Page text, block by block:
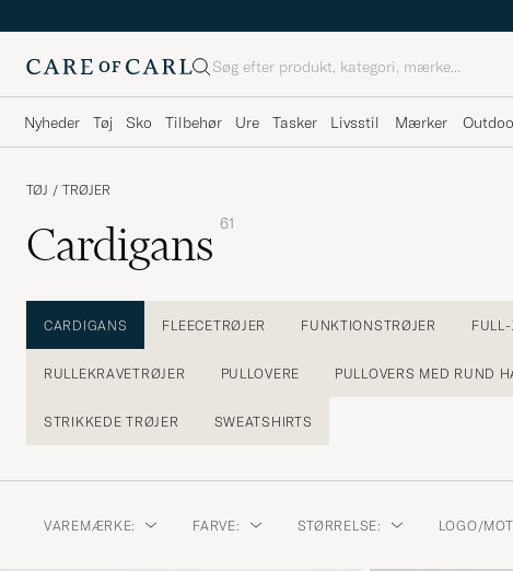
Søg
Nyheder Tøj Sko Tilbehør Ure Tasker Livsstil Mærker
TØJ / TRØJER
Cardigans 61
CARDIGANS FLEECETRØJER FUNKTIONSTRØJER
RULLEKRAVETRØJER PULLOVERE PULLOVERS MED RUND
STRIKKEDE TRØJER SWEATSHIRTS
VAREMÆRKE: FARVE: STØRRELSE: LOGO/